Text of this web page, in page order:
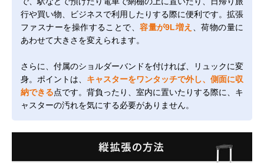
行や買い物、ビジネスで利用したりする際に便利です。拡張
ファスナーを操作することで、容量が9L増え 、荷物の量に
あわせて大きさを変えられます。
さらに、付属のショルダーバンドを付ければ、リュックに変
身。ポイントは、 キャスターをワンタッチで外し、側面に収
納できる点です。背負ったり、室内に置いたりする際に、キ
ャスターの汚れを気にする必要がありません。